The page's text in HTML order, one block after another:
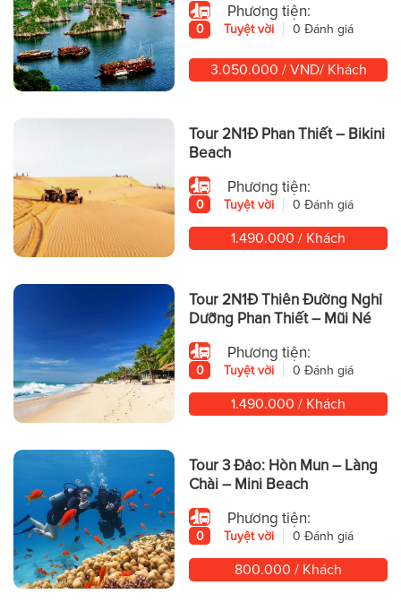
Phương tiện:
0 Tuyệt vời 0 Đánh giá
3.050.000 / VND/ Khách
Tour 2N1Đ Phan Thiết – Bikini
Beach
Phương tiện:
0 Tuyệt vời 0 Đánh giá
1.490.000 / Khách
Tour 2N1Đ Thiên Đường Nghỉ
Dưỡng Phan Thiết – Mũi Né
Phương tiện:
0 Tuyệt vời 0 Đánh giá
1.490.000 / Khách
Tour 3 Đảo: Hòn Mun – Làng
Chài – Mini Beach
Phương tiện:
0 Tuyệt vời 0 Đánh giá
800.000 / Khách